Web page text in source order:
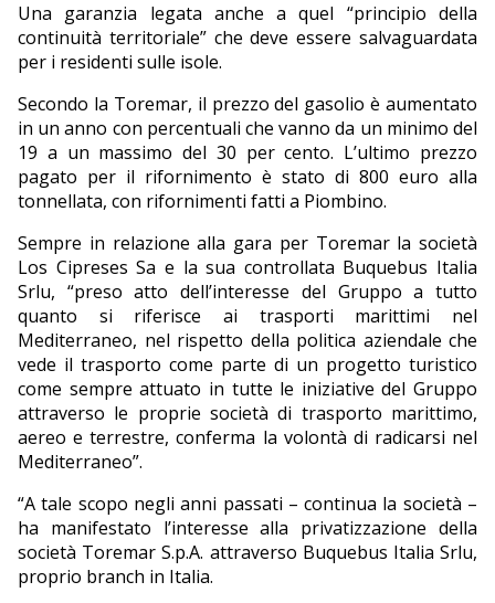
Una garanzia legata anche a quel “principio della
continuità territoriale” che deve essere salvaguardata
per i residenti sulle isole.
Secondo la Toremar, il prezzo del gasolio è aumentato
in un anno con percentuali che vanno da un minimo del
19 a un massimo del 30 per cento. L’ultimo prezzo
pagato per il rifornimento è stato di 800 euro alla
tonnellata, con rifornimenti fatti a Piombino.
Sempre in relazione alla gara per Toremar la società
Los Cipreses Sa e la sua controllata Buquebus Italia
Srlu, “preso atto dell’interesse del Gruppo a tutto
quanto si riferisce ai trasporti marittimi nel
Mediterraneo, nel rispetto della politica aziendale che
vede il trasporto come parte di un progetto turistico
come sempre attuato in tutte le iniziative del Gruppo
attraverso le proprie società di trasporto marittimo,
aereo e terrestre, conferma la volontà di radicarsi nel
Mediterraneo”.
“A tale scopo negli anni passati – continua la società –
ha manifestato l’interesse alla privatizzazione della
società Toremar S.p.A. attraverso Buquebus Italia Srlu,
proprio branch in Italia.